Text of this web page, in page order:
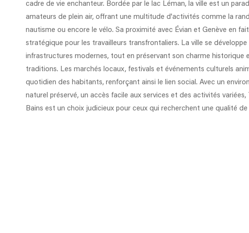
cadre de vie enchanteur. Bordée par le lac Léman, la ville est un
amateurs de plein air, offrant une multitude d'activités comme la
nautisme ou encore le vélo. Sa proximité avec Évian et Genève en
stratégique pour les travailleurs transfrontaliers. La ville se développe
infrastructures modernes, tout en préservant son charme historique
traditions. Les marchés locaux, festivals et événements culturels
quotidien des habitants, renforçant ainsi le lien social. Avec un
naturel préservé, un accès facile aux services et des activités
Bains est un choix judicieux pour ceux qui recherchent une qualité de